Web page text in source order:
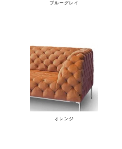
ブルーグレイ
オレンジ